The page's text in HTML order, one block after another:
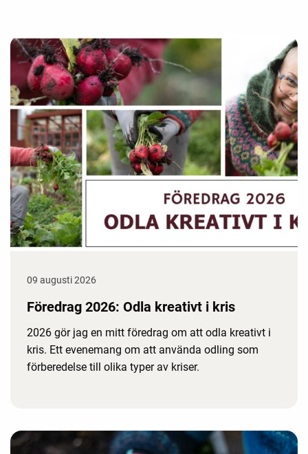
09 augusti 2026
Föredrag 2026: Odla kreativt i kris
2026 gör jag en mitt föredrag om att odla kreativt i
kris. Ett evenemang om att använda odling som
förberedelse till olika typer av kriser.